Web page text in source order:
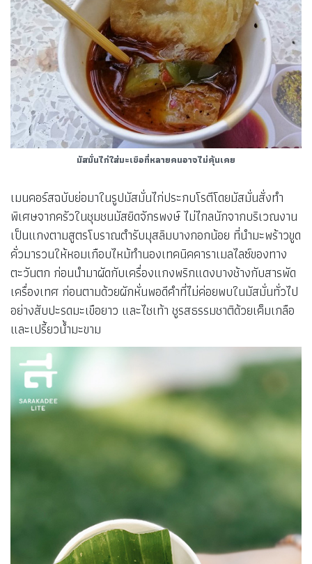
มัสมั่นไก่ใส่มะเขือที่หลายคนอาจไม่คุ้นเคย
เมนคอร์สฉบับย่อมาในรูปมัสมั่นไก่ประกบโรตีโดยมัสมั่นสั่งทำ
พิเศษจากครัวในชุมชนมัสยิดจักรพงษ์ ไม่ไกลนักจากบริเวณงาน
เป็นแกงตามสูตรโบราณตำรับมุสลิม​บางกอกน้อย​ ที่นำมะพร้าวขูด
คั่ว​มารวนให้หอมเกือบไหม้ทำนองเทคนิคคาราเมลไลซ์ของทาง
ตะวันตก ก่อนนำมาผัดกับเครื่องแกงพริกแดงบางช้างกับสารพัด
เครื่องเทศ ก่อนตามด้วยผักหั่นพอดีคำที่ไม่ค่อยพบในมัสมั่นทั่วไป
อย่างสับปะรด​ มะเขือยาว และไชเท้า ชูรสธรรมชาติด้วยเค็มเกลือ
และเปรี้ยวน้ำมะขาม